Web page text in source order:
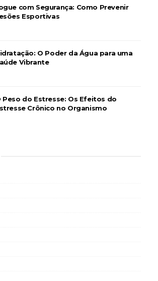
com Segurança: Como Prevenir
Esportivas
O Poder da Água para uma
Vibrante
Peso do Estresse: Os Efeitos do
Crônico no Organismo